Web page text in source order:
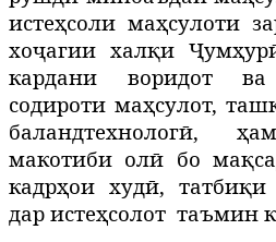
истеҳсоли маҳсулоти
хоҷагии халқи
кардани воридот
содироти маҳсулот,
баландтехнологӣ,
макотиби олӣ бо
кадрҳои худӣ,
дар истеҳсолот таъмин